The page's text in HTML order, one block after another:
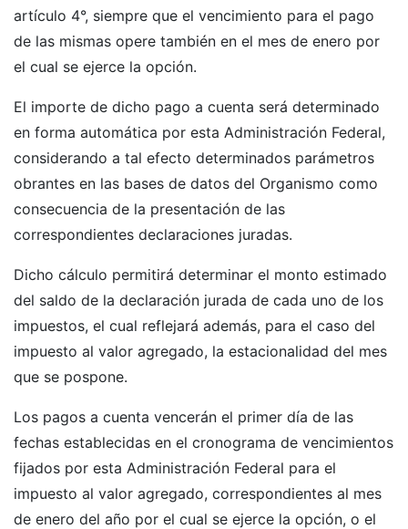
artículo 4°, siempre que el vencimiento para el pago
de las mismas opere también en el mes de enero por
el cual se ejerce la opción.
El importe de dicho pago a cuenta será determinado
en forma automática por esta Administración Federal,
considerando a tal efecto determinados parámetros
obrantes en las bases de datos del Organismo como
consecuencia de la presentación de las
correspondientes declaraciones juradas.
Dicho cálculo permitirá determinar el monto estimado
del saldo de la declaración jurada de cada uno de los
impuestos, el cual reflejará además, para el caso del
impuesto al valor agregado, la estacionalidad del mes
que se pospone.
Los pagos a cuenta vencerán el primer día de las
fechas establecidas en el cronograma de vencimientos
fijados por esta Administración Federal para el
impuesto al valor agregado, correspondientes al mes
de enero del año por el cual se ejerce la opción, o el